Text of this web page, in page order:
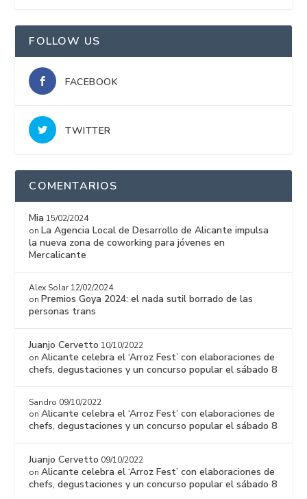
FOLLOW US
FACEBOOK
TWITTER
COMENTARIOS
Mia 15/02/2024
onLa Agencia Local de Desarrollo de Alicante impulsa
la nueva zona de coworking para jóvenes en
Mercalicante
Alex Solar 12/02/2024
onPremios Goya 2024: el nada sutil borrado de las
personas trans
Juanjo Cervetto 10/10/2022
onAlicante celebra el ‘Arroz Fest’ con elaboraciones de
chefs, degustaciones y un concurso popular el sábado 8
Sandro 09/10/2022
onAlicante celebra el ‘Arroz Fest’ con elaboraciones de
chefs, degustaciones y un concurso popular el sábado 8
Juanjo Cervetto 09/10/2022
onAlicante celebra el ‘Arroz Fest’ con elaboraciones de
chefs, degustaciones y un concurso popular el sábado 8